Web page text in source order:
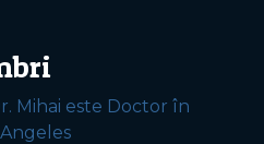
Mihai este Doctor în